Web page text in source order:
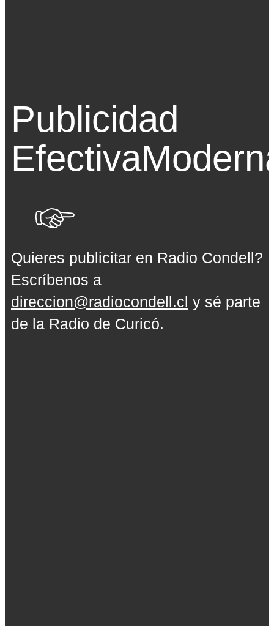
Publicidad
Efectiva
Quieres publicitar en Radio Condell?
Escríbenos a
direccion@radiocondell.cl y sé parte
de la Radio de Curicó.